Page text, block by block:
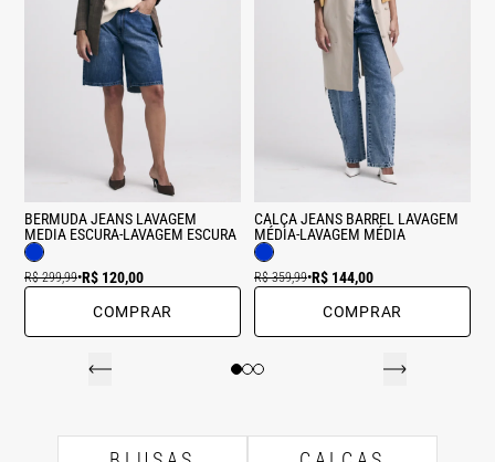
BERMUDA JEANS LAVAGEM
MEDIA ESCURA-LAVAGEM ESCURA
R$ 299,99•R$ 120,00
COMPRAR
CALÇA JEANS BARREL LAVAGEM
MÉDIA-LAVAGEM MÉDIA
R$ 359,99•R$ 144,00
COMPRAR